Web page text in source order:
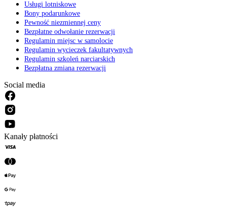
Usługi lotniskowe
Bony podarunkowe
Pewność niezmiennej ceny
Bezpłatne odwołanie rezerwacji
Regulamin miejsc w samolocie
Regulamin wycieczek fakultatywnych
Regulamin szkoleń narciarskich
Bezpłatna zmiana rezerwacji
Social media
Kanały płatności